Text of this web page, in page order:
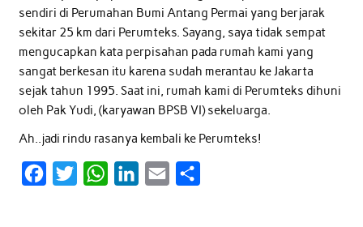
sendiri di Perumahan Bumi Antang Permai yang berjarak
sekitar 25 km dari Perumteks. Sayang, saya tidak sempat
mengucapkan kata perpisahan pada rumah kami yang
sangat berkesan itu karena sudah merantau ke Jakarta
sejak tahun 1995. Saat ini, rumah kami di Perumteks dihuni
oleh Pak Yudi, (karyawan BPSB VI) sekeluarga.
Ah..jadi rindu rasanya kembali ke Perumteks!
W